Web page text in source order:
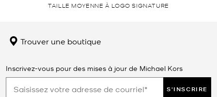
TAILLE MOYENNE À LOGO SIGNATURE
Trouver une boutique
Inscrivez-vous pour des mises à jour de Michael Kors
S'INSCRIRE